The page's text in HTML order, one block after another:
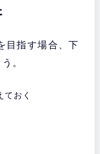
目指す場合、下
。
おく